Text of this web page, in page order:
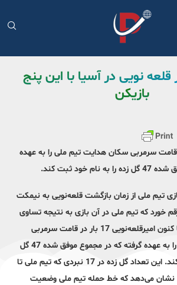
قلعه نویی در آسیا با این پنج
بازیکن
17 بار در قامت سرمربی سکان هدایت تیم ملی را به عهده
خود ثبت کند.
تیم ملی از زمان بازگشت قلعه‌نویی به نیمکت
خورد که تیم ملی در آن بازی به نتیجه تساوی
1-1 رسید. از آن بازی تا کنون امیرقلعه‌نویی 17 بار در قامت سرمربی
سکان هدایت تیم ملی را به عهده گرفته که در مجموع موفق شده 47 گل
زده را به نام خود ثبت کند. این تعداد گل زده در 17 نبردی که تیم ملی تا
نشان می‌دهد که خط حمله تیم ملی وضعیت